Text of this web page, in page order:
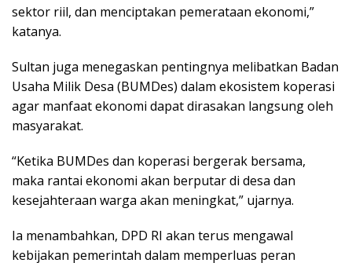
sektor riil, dan menciptakan pemerataan ekonomi,”
katanya.
Sultan juga menegaskan pentingnya melibatkan Badan
Usaha Milik Desa (BUMDes) dalam ekosistem koperasi
agar manfaat ekonomi dapat dirasakan langsung oleh
masyarakat.
“Ketika BUMDes dan koperasi bergerak bersama,
maka rantai ekonomi akan berputar di desa dan
kesejahteraan warga akan meningkat,” ujarnya.
Ia menambahkan, DPD RI akan terus mengawal
kebijakan pemerintah dalam memperluas peran